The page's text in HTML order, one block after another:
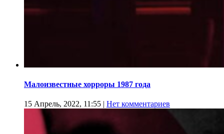
Малоизвестные хорроры 1987 года
15 Апрель, 2022, 11:55 | Нет комментариев